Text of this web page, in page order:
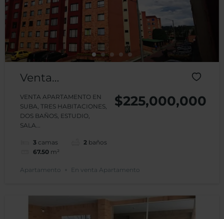
Venta
Apartamento
Suba
Almendros
VENTA APARTAMENTO EN
SUBA, TRES HABITACIONES,
DOS BAÑOS, ESTUDIO,
SALA...
3 camas 2 baños
67.50 m²
$225,000,000
Apartamento En venta Apartamento